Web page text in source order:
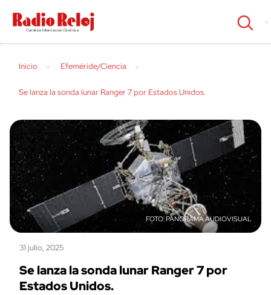
cerrar
Inicio Efeméride/Ciencia
Se lanza la sonda lunar Ranger 7 por Estados Unidos.
PANORAMA AUDIOVISUAL
31 julio, 2025
Se lanza la sonda lunar Ranger 7 por
Estados Unidos.